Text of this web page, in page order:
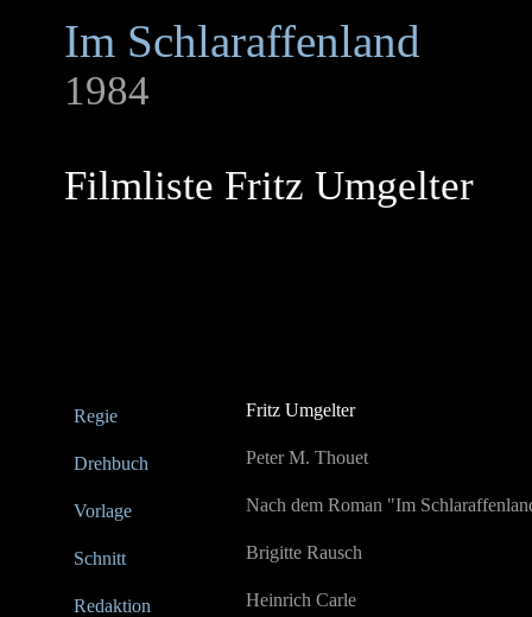
Im Schlaraffenland
1984
Filmliste Fritz Umgelter
Regie Fritz Umgelter
Drehbuch Peter M. Thouet
Vorlage Nach dem Roman "Im
Schnitt Brigitte Rausch
Redaktion Heinrich Carle